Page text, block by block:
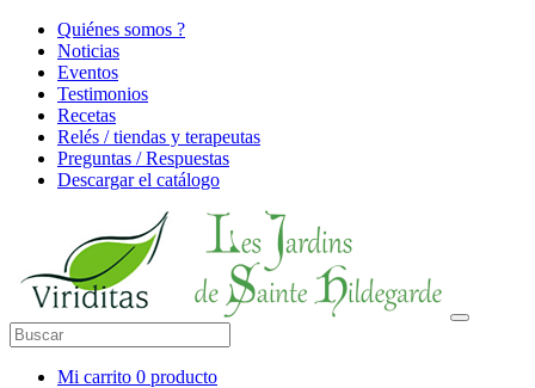
Quiénes somos ?
Noticias
Eventos
Testimonios
Recetas
Relés / tiendas y terapeutas
Preguntas / Respuestas
Descargar el catálogo
Mi carrito 0 producto